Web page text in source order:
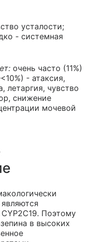
усталости;
- системная
очень часто (11%)
- атаксия,
летаргия, чувство
снижение
мочевой
Поэтому
в высоких